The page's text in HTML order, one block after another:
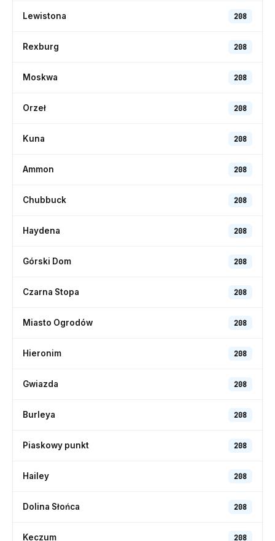
Lewistona 208
Rexburg 208
Moskwa 208
Orzeł 208
Kuna 208
Ammon 208
Chubbuck 208
Haydena 208
Górski Dom 208
Czarna Stopa 208
Miasto Ogrodów 208
Hieronim 208
Gwiazda 208
Burleya 208
Piaskowy punkt 208
Hailey 208
Dolina Słońca 208
Keczum 208